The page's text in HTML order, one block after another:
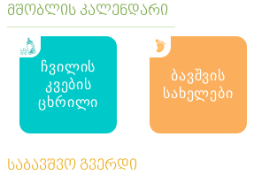
მშობლის კალენდარი
ჩვილის
კვების
ცხრილი
ბავშვის
სახელები
საბავშვო გვერდი